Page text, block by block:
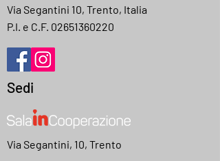
Via Segantini 10, Trento, Italia
P.I. e C.F. 02651360220
Sedi
Via Segantini, 10, Trento